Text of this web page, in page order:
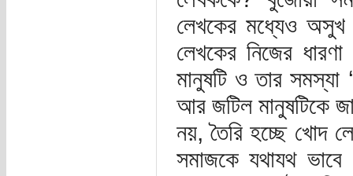
লেখকের মধ্যেও অসুখ
লেখকের নিজের
মানুষটি ও তার
আর জটিল মানুষটিকে
নয়, তৈরি হচ্ছে খোদ
সমাজকে যথাযথ ভাবে